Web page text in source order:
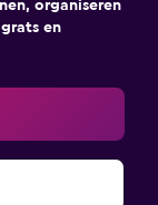
organiseren
en